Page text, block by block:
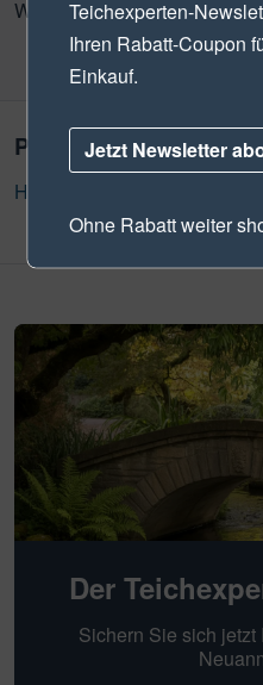
Wasser in Ihrem Teich zu
Produktsicherheit
Herstellerinformation
Der
Sichern Sie sich
Teichexperten-
Ihren Rabatt-Coupon
Einkauf.
Jetzt Newsletter
Ohne Rabatt weiter